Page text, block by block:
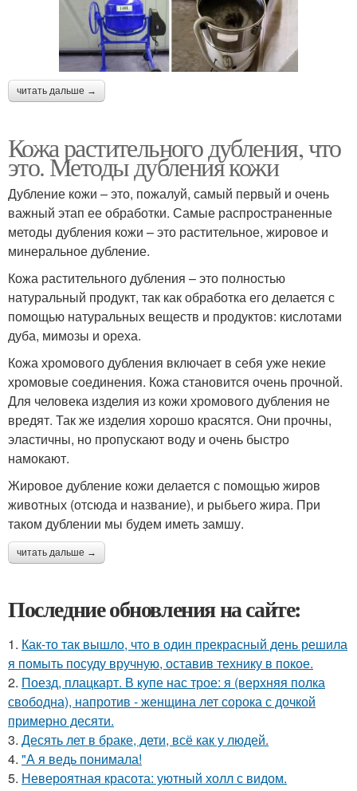
читать дальше →
Кожа растительного дубления, что
это. Методы дубления кожи
Дубление кожи – это, пожалуй, самый первый и очень
важный этап ее обработки. Самые распространенные
методы дубления кожи – это растительное, жировое и
минеральное дубление.
Кожа растительного дубления – это полностью
натуральный продукт, так как обработка его делается с
помощью натуральных веществ и продуктов: кислотами
дуба, мимозы и ореха.
Кожа хромового дубления включает в себя уже некие
хромовые соединения. Кожа становится очень прочной.
Для человека изделия из кожи хромового дубления не
вредят. Так же изделия хорошо красятся. Они прочны,
эластичны, но пропускают воду и очень быстро
намокают.
Жировое дубление кожи делается с помощью жиров
животных (отсюда и название), и рыбьего жира. При
таком дублении мы будем иметь замшу.
читать дальше →
Последние обновления на сайте:
1. Как-то так вышло, что в один прекрасный день решила
я помыть посуду вручную, оставив технику в покое.
2. Поезд, плацкарт. В купе нас трое: я (верхняя полка
свободна), напротив - женщина лет сорока с дочкой
примерно десяти.
3. Десять лет в браке, дети, всё как у людей.
4. "А я ведь понимала!
5. Невероятная красота: уютный холл с видом.